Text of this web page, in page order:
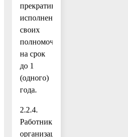
прекративших
исполнение
своих
полномочий,
на срок
до 1
(одного)
года.
2.2.4.
Работник
организации,